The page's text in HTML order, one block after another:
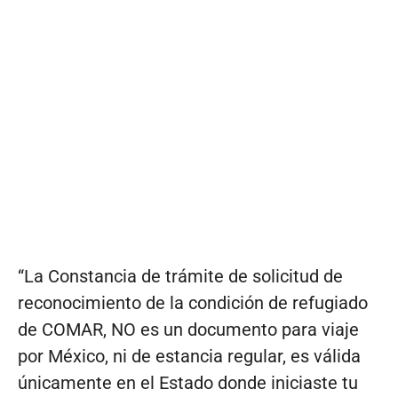
“La Constancia de trámite de solicitud de
reconocimiento de la condición de refugiado
de COMAR, NO es un documento para viaje
por México, ni de estancia regular, es válida
únicamente en el Estado donde iniciaste tu